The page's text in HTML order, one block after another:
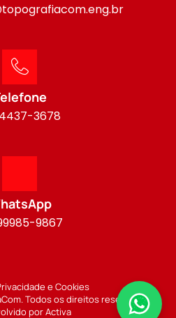
4437-3678
9867
e Cookies
Todos os direitos reservados.
por Activa